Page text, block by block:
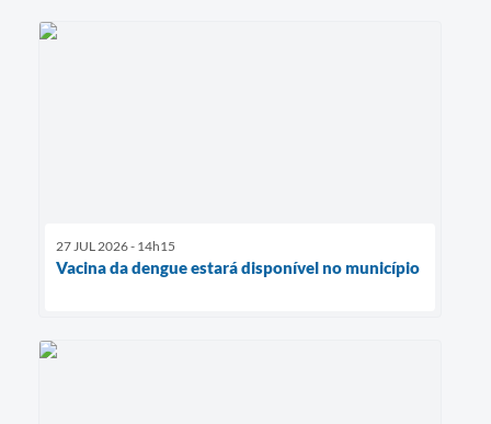
27 JUL 2026 - 14h15
Vacina da dengue estará disponível no município